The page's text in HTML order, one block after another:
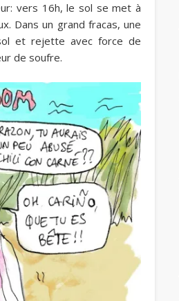
vers 16h, le sol se met à
Dans un grand fracas, une
et rejette avec force de
de soufre.